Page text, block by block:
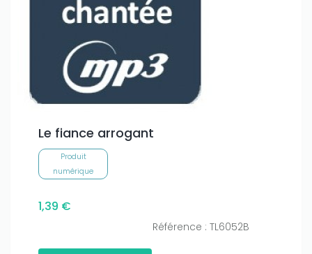
Le fiance arrogant
Produit
numérique
1,39 €
Référence : TL6052B